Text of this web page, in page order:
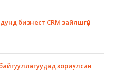
бизнест CRM зайлшгүй
зориулсан